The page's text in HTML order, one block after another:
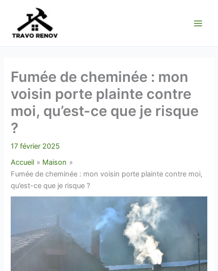
contenu
Fumée de cheminée : mon
voisin porte plainte contre
moi, qu’est-ce que je risque
?
17 février 2025
Accueil
Maison
Fumée de cheminée : mon voisin porte plainte contre moi,
qu’est-ce que je risque ?